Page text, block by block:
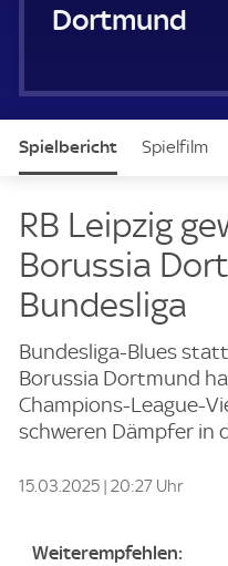
.
e
Borussia
Spielbericht Spielfilm
RB Leipzig
Borussia
Bundesliga
Bundesliga-Blues
Borussia Dortmund
Champions-League-
schweren Dämpfer in
15.03.2025 | 20:27 Uhr
Weiterempfehlen: